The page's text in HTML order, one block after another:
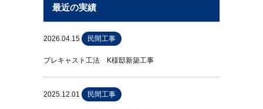
最近の実績
2026.04.15 民間工事
プレキャスト工法 K様邸新築工事
2025.12.01 民間工事